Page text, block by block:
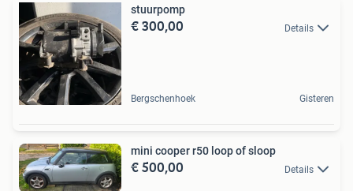
stuurpomp
€ 300,00 Details
Bergschenhoek Gisteren
mini cooper r50 loop of sloop
€ 500,00 Details